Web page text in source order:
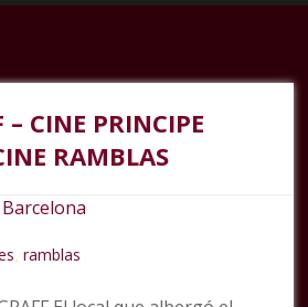
– CINE PRINCIPE
RAMBLAS
,ramblas